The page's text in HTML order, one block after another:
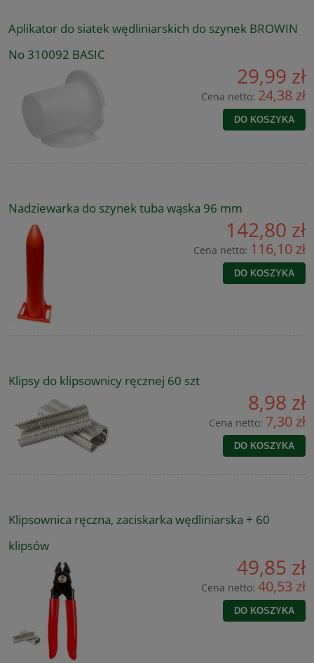
Aplikator do siatek wędliniarskich do szynek BROWIN
No 310092 BASIC
29,99 zł
Cena netto: 24,38 zł
DO KOSZYKA
Nadziewarka do szynek tuba wąska 96 mm
142,80 zł
Cena netto: 116,10 zł
DO KOSZYKA
Klipsy do klipsownicy ręcznej 60 szt
8,98 zł
Cena netto: 7,30 zł
DO KOSZYKA
Klipsownica ręczna, zaciskarka wędliniarska + 60
klipsów
49,85 zł
Cena netto: 40,53 zł
DO KOSZYKA